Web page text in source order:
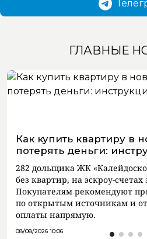
ГЛАВНЫЕ
Как купить квартиру в
потерять деньги:
282 дольщика ЖК
без квартир, на эскроу-
Покупателям рекомендуют
по открытым источникам и
оплаты напрямую.
08/08/2026 10:06